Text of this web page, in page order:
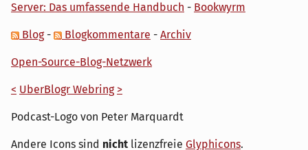
Server: Das umfassende Handbuch - Bookwyrm
Blog- Blogkommentare - Archiv
Open-Source-Blog-Netzwerk
< UberBlogr Webring >
Podcast-Logo von Peter Marquardt
Andere Icons sind nicht lizenzfreie Glyphicons.